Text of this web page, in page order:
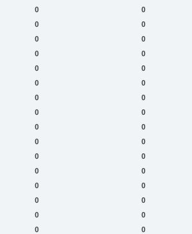
0
0
0
0
0
0
0
0
0
0
0
0
0
0
0
0
0
0
0
0
0
0
0
0
0
0
0
0
0
0
0 0